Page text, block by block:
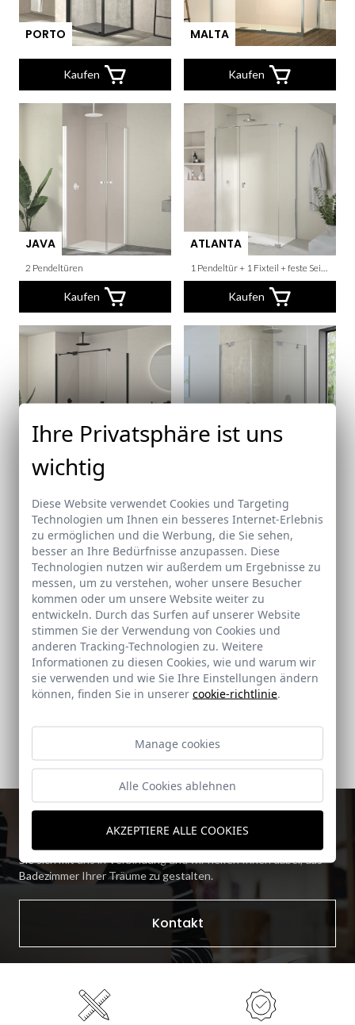
PORTO
Kaufen
MALTA
Kaufen
JAVA
2 Pendeltüren
Kaufen
ATLANTA
Kaufen
SURÍN
Kaufen Kaufen
SHANGHÁI
Sie finden das Gesuchte nicht?
Sie sich mit uns in Verbindung und wir helfen Ihnen dabei, das
Badezimmer Ihrer Träume zu gestalten.
Kontakt
Ihre Privatsphäre ist uns
wichtig
Diese Website verwendet Cookies und Targeting
Technologien um Ihnen ein besseres Internet-Erlebnis
zu ermöglichen und die Werbung, die Sie sehen,
besser an Ihre Bedürfnisse anzupassen. Diese
Technologien nutzen wir außerdem um Ergebnisse zu
messen, um zu verstehen, woher unsere Besucher
kommen oder um unsere Website weiter zu
entwickeln. Durch das Surfen auf unserer Website
stimmen Sie der Verwendung von Cookies und
anderen Tracking-Technologien zu. Weitere
Informationen zu diesen Cookies, wie und warum wir
sie verwenden und wie Sie Ihre Einstellungen ändern
können, finden Sie in unserer cookie-richtlinie.
Manage cookies
Alle Cookies ablehnen
AKZEPTIERE ALLE COOKIES